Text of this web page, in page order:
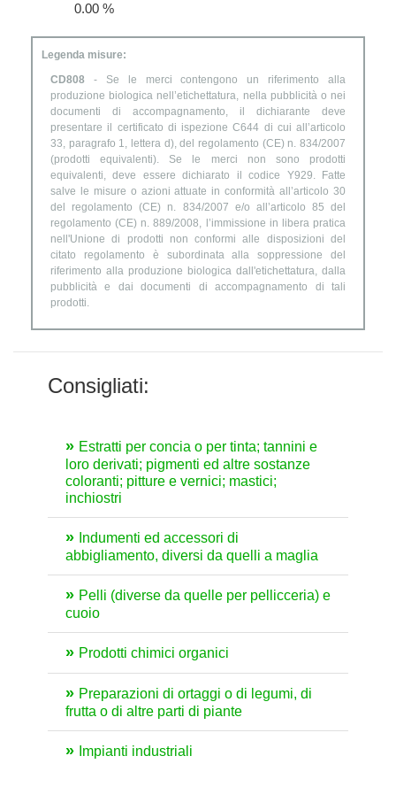
0.00 %
Legenda misure:
CD808 - Se le merci contengono un riferimento alla
produzione biologica nell’etichettatura, nella pubblicità o nei
documenti di accompagnamento, il dichiarante deve
presentare il certificato di ispezione C644 di cui all’articolo
33, paragrafo 1, lettera d), del regolamento (CE) n. 834/2007
(prodotti equivalenti). Se le merci non sono prodotti
equivalenti, deve essere dichiarato il codice Y929. Fatte
salve le misure o azioni attuate in conformità all’articolo 30
del regolamento (CE) n. 834/2007 e/o all’articolo 85 del
regolamento (CE) n. 889/2008, l’immissione in libera pratica
nell'Unione di prodotti non conformi alle disposizioni del
citato regolamento è subordinata alla soppressione del
riferimento alla produzione biologica dall'etichettatura, dalla
pubblicità e dai documenti di accompagnamento di tali
prodotti.
Consigliati:
Estratti per concia o per tinta; tannini e
loro derivati; pigmenti ed altre sostanze
coloranti; pitture e vernici; mastici;
inchiostri
Indumenti ed accessori di
abbigliamento, diversi da quelli a maglia
Pelli (diverse da quelle per pellicceria) e
cuoio
Prodotti chimici organici
Preparazioni di ortaggi o di legumi, di
frutta o di altre parti di piante
Impianti industriali